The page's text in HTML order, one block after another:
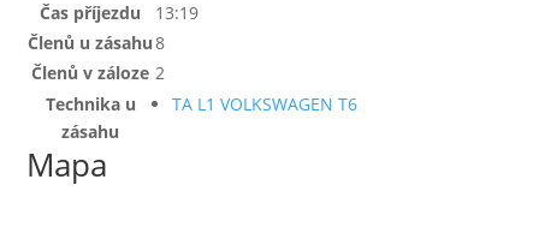
Čas příjezdu
13:19
Členů u zásahu8
Členů v záloze 2
Technika u
zásahu
TA L1 VOLKSWAGEN T6
Mapa